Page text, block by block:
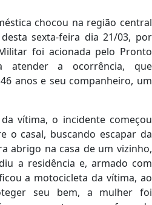
chocou na região central
sexta-feira dia 21/03, por
foi acionada pelo Pronto
atender a ocorrência, que
anos e seu companheiro, um
vítima, o incidente começou
o casal, buscando escapar da
abrigo na casa de um vizinho,
a residência e, armado com
a motocicleta da vítima, ao
seu bem, a mulher foi